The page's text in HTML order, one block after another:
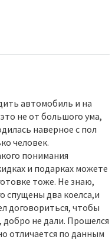
автомобиль и на
не от большого ума,
наверное с пол
человек.
понимания
и подарках можете
тоже. Не знаю,
спущены два коелса,и
договориться, чтобы
добро не дали. Прошелся
отличается по данным